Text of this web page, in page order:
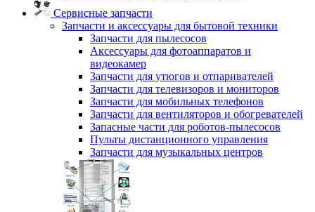
Сервисные запчасти
Запчасти и аксессуары для бытовой техники
Запчасти для пылесосов
Аксессуары для фотоаппаратов и
видеокамер
Запчасти для утюгов и отпаривателей
Запчасти для телевизоров и мониторов
Запчасти для мобильных телефонов
Запчасти для вентиляторов и обогревателей
Запасные части для роботов-пылесосов
Пульты дистанционного управления
Запчасти для музыкальных центров